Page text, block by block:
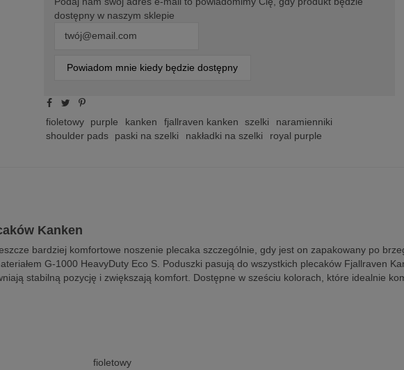
dostępny w naszym sklepie
Powiadom mnie kiedy będzie dostępny
fioletowy purple kanken fjallraven kanken szelki
naramienniki
shoulder pads
paski na szelki nakładki na szelki royal purple
Kanken
bardziej komfortowe noszenie plecaka szczególnie, gdy jest on zapakowany po
G-1000 HeavyDuty Eco S. Poduszki pasują do wszystkich plecaków Fjallraven
stabilną pozycję i zwiększają komfort. Dostępne w sześciu kolorach, które idealnie
fioletowy